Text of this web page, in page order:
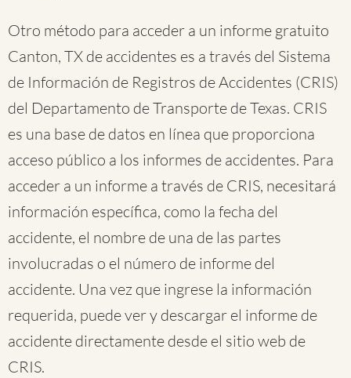
Otro método para acceder a un informe gratuito
Canton, TX de accidentes es a través del Sistema
de Información de Registros de Accidentes (CRIS)
del Departamento de Transporte de Texas. CRIS
es una base de datos en línea que proporciona
acceso público a los informes de accidentes. Para
acceder a un informe a través de CRIS, necesitará
información específica, como la fecha del
accidente, el nombre de una de las partes
involucradas o el número de informe del
accidente. Una vez que ingrese la información
requerida, puede ver y descargar el informe de
accidente directamente desde el sitio web de
CRIS.